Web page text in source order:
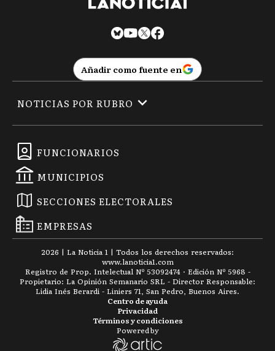
Añadir como fuente en
FUNCIONARIOS
MUNICIPIOS
SECCIONES ELECTORALES
EMPRESAS
NOTICIAS POR RUBRO
2026 | La Noticia 1 | Todos los derechos reservados:
www.lanoticia1.com
Registro de Prop. Intelectual Nº 53092474 · Edición Nº 5968 -
Propietario: La Opinión Semanario SRL - Director Responsable:
Lidia Inés Berardi - Liniers 71, San Pedro, Buenos Aires.
Términos y condiciones
Privacidad
Centro de ayuda
Powered by